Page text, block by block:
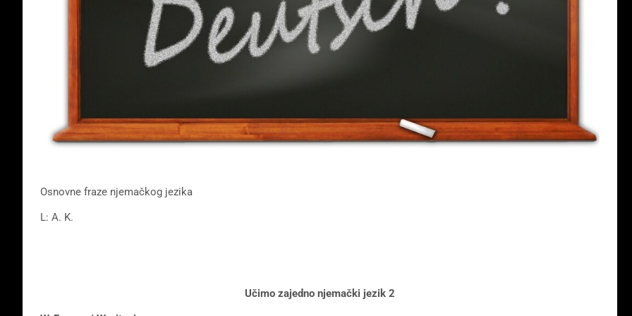
Osnovne fraze njemačkog jezika
L: A. K.
Učimo zajedno njemački jezik 2